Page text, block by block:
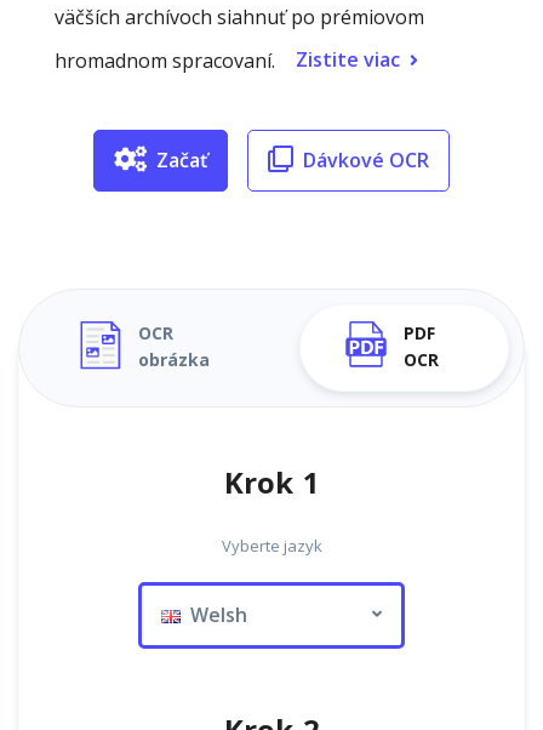
väčších archívoch siahnuť po prémiovom
hromadnom spracovaní.
Zistite viac
Začať Dávkové OCR
OCR
obrázka
PDF
OCR
Krok 1
Vyberte jazyk
Welsh